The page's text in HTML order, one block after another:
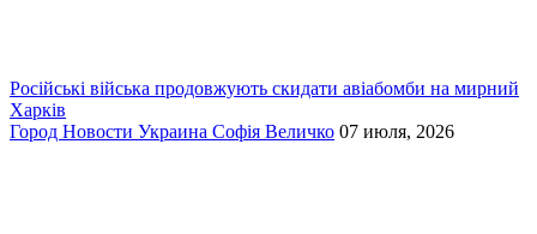
Російські війська продовжують скидати авіабомби на мирний
Харків
Город Новости Украина Софія Величко 07 июля, 2026